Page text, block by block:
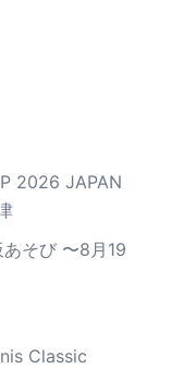
2026 JAPAN
あそび 〜8月19
Classic